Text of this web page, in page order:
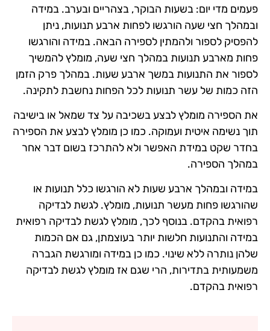
פעמים מדי יום: בשעות הבוקר, בצהריים ובערב. במידה
ובמהלך חצי שעה הורגשו לפחות ארבע תנועות, ניתן
להפסיק לספור ולהמתין לספירה הבאה. במידה והורגשו
פחות מארבע תנועות במהלך חצי שעה, מומלץ להמשיך
לספור את התנועות במשך ארבע שעות. במהלך פרק הזמן
הזה כמות של עשר תנועות לכל הפחות נחשבת לתקינה.
את הספירה מומלץ לבצע בשכיבה על צד שמאל או בישיבה
תוך נשימה איטית ועמוקה. כמו כן מומלץ לבצע את הספירה
בחדר שקט במידת האפשר ולא להתרכז בשום דבר אחר
במהלך הספירה.
במידה ובמהלך ארבע שעות לא הורגשו כלל תנועות או
שהורגשו פחות מעשר תנועות, מומלץ. לגשת לבדיקה
רפואית בהקדם. בנוסף לכך, מומלץ לגשת לבדיקה רפואית
במידה והתנועות חלשות יותר בעוצמתן, גם אם הכמות
שלהן נותרה ללא שינוי. כמו כן במידה ומורגשת הגברה
משמעותית בתדירות, הרי שגם אז מומלץ לגשת לבדיקה
רפואית בהקדם.